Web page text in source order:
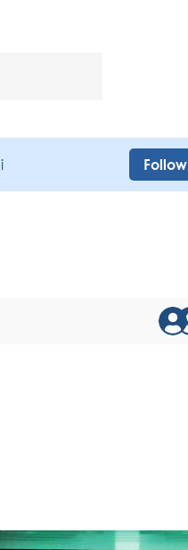
Follow